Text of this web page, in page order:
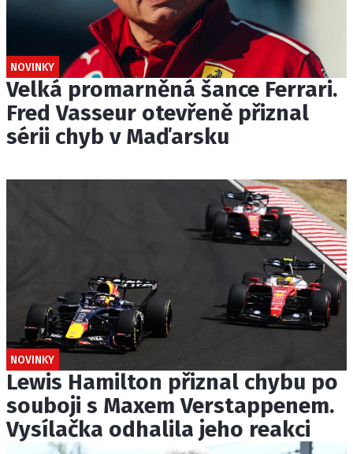
NOVINKY
Velká promarněná šance Ferrari.
Fred Vasseur otevřeně přiznal
sérii chyb v Maďarsku
NOVINKY
Lewis Hamilton přiznal chybu po
souboji s Maxem Verstappenem.
Vysílačka odhalila jeho reakci